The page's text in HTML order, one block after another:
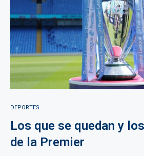
DEPORTES
Los que se quedan y
de la Premier